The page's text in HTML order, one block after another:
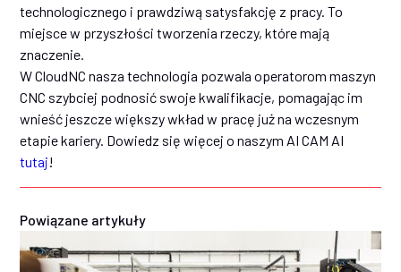
technologicznego i prawdziwą satysfakcję z pracy. To
miejsce w przyszłości tworzenia rzeczy, które mają
znaczenie.
W CloudNC nasza technologia pozwala operatorom maszyn
CNC szybciej podnosić swoje kwalifikacje, pomagając im
wnieść jeszcze większy wkład w pracę już na wczesnym
etapie kariery. Dowiedz się więcej o naszym AI CAM AI
tutaj!
Powiązane artykuły